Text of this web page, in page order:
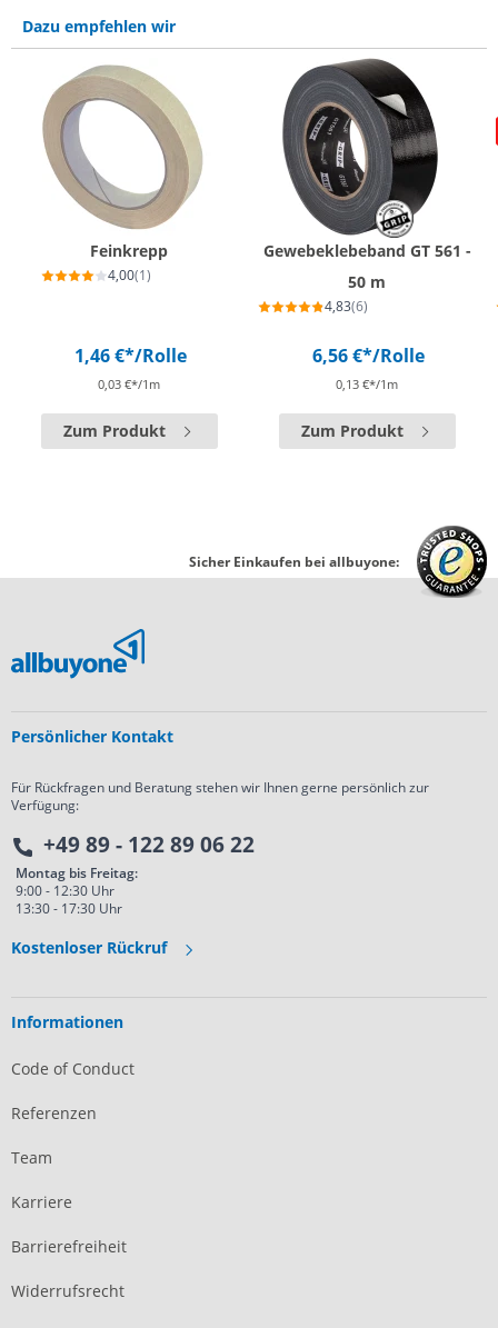
Dazu empfehlen wir
Feinkrepp
4,00(1)
1,46 €*/Rolle
0,03 €*/1m
Zum Produkt
Gewebeklebeband GT 561 -
50 m
4,83(6)
6,56 €*/Rolle
0,13 €*/1m
Zum Produkt
Sicher Einkaufen bei allbuyone:
Persönlicher Kontakt
Für Rückfragen und Beratung stehen wir Ihnen gerne persönlich zur
Verfügung:
+49 89 - 122 89 06 22
Montag bis Freitag:
9:00 - 12:30 Uhr
13:30 - 17:30 Uhr
Kostenloser Rückruf
Informationen
Code of Conduct
Referenzen
Team
Karriere
Barrierefreiheit
Widerrufsrecht